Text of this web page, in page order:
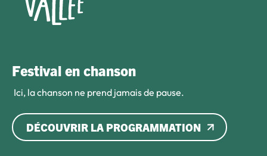
Festival en chanson
Ici, la chanson ne prend jamais de pause.
DÉCOUVRIR LA PROGRAMMATION